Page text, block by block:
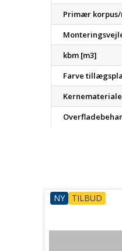
Primær
kbm [m3]
Farve
NY TILBUD